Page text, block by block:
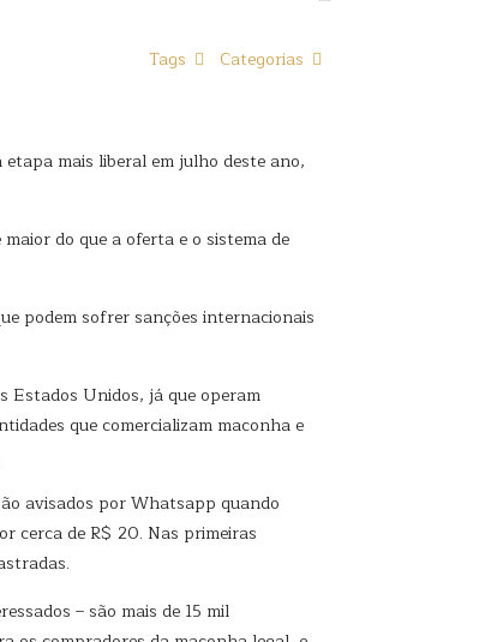
Categorias
Tags
mais liberal em julho deste ano,
do que a oferta e o sistema de
podem sofrer sanções internacionais
Estados Unidos, já que operam
que comercializam maconha e
avisados por Whatsapp quando
cerca de R$ 20. Nas primeiras
– são mais de 15 mil